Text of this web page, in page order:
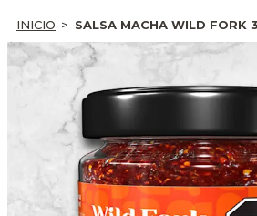
INICIO SALSA MACHA WILD FORK